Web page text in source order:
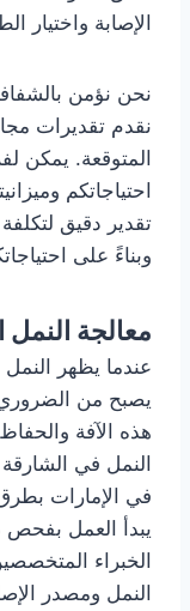
الإصابة واختيار
نحن نؤمن
نقدم تقديرات
المتوقعة. يمكن
احتياجاتكم
تقدير دقيق
وبناءً على
معالجة النمل
عندما يظهر النمل
يصبح من
هذه الآفة
النمل في
في الإمارات
يبدأ العمل
الخبراء
النمل ومصدر